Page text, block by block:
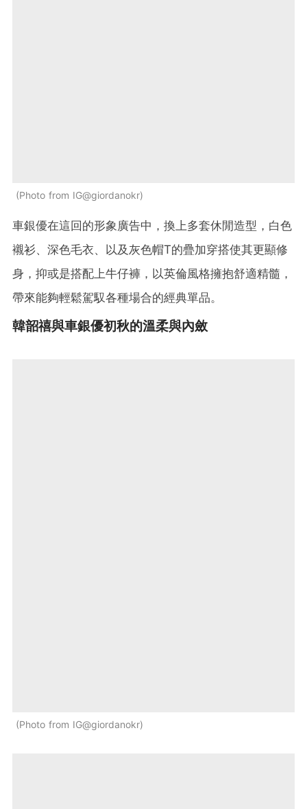
Photo from IG@giordanokr
車銀優在這回的形象廣告中，換上多套休閒造型，白色
襯衫、深色毛衣、以及灰色帽T的疊加穿搭使其更顯修
身，抑或是搭配上牛仔褲，以英倫風格擁抱舒適精髓，
帶來能夠輕鬆駕馭各種場合的經典單品。
韓韶禧與車銀優初秋的溫柔與內斂
Photo from IG@giordanokr